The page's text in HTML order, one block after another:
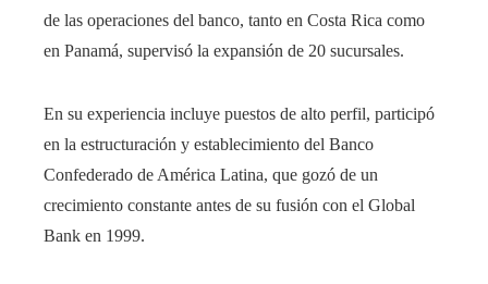
de las operaciones del banco, tanto en Costa Rica como
en Panamá, supervisó la expansión de 20 sucursales.
En su experiencia incluye puestos de alto perfil, participó
en la estructuración y establecimiento del Banco
Confederado de América Latina, que gozó de un
crecimiento constante antes de su fusión con el Global
Bank en 1999.